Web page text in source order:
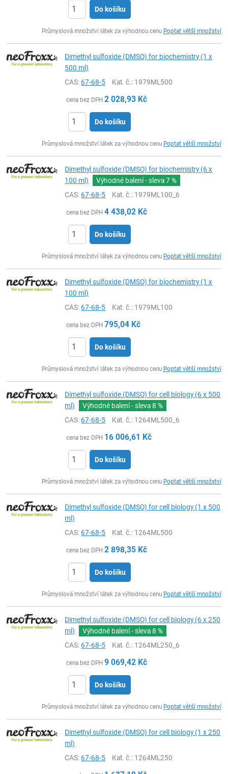
Do košíku
Průmyslová množství látek za výhodnou cenu Poptat větší množství
Dimethyl sulfoxide (DMSO) for biochemistry (1 x
500 ml)
CAS:67-68-5 Kat. č.: 1979ML500
cena bez DPH 2 028,93 Kč
Do košíku
Průmyslová množství látek za výhodnou cenu Poptat větší množství
Dimethyl sulfoxide (DMSO) for biochemistry (6 x
100 ml)
Výhodné balení - sleva7 %
CAS:67-68-5 Kat. č.: 1979ML100_6
cena bez DPH 4 438,02 Kč
Do košíku
Průmyslová množství látek za výhodnou cenu Poptat větší množství
Dimethyl sulfoxide (DMSO) for biochemistry (1 x
100 ml)
CAS:67-68-5 Kat. č.: 1979ML100
cena bez DPH 795,04 Kč
Do košíku
Průmyslová množství látek za výhodnou cenu Poptat větší množství
Dimethyl sulfoxide (DMSO) for cell biology (6 x 500
ml)
Výhodné balení - sleva8 %
CAS:67-68-5 Kat. č.: 1264ML500_6
cena bez DPH 16 006,61 Kč
Do košíku
Průmyslová množství látek za výhodnou cenu Poptat větší množství
Dimethyl sulfoxide (DMSO) for cell biology (1 x 500
ml)
CAS:67-68-5 Kat. č.: 1264ML500
cena bez DPH 2 898,35 Kč
Do košíku
Průmyslová množství látek za výhodnou cenu Poptat větší množství
Dimethyl sulfoxide (DMSO) for cell biology (6 x 250
ml)
Výhodné balení - sleva8 %
CAS:67-68-5 Kat. č.: 1264ML250_6
cena bez DPH 9 069,42 Kč
Do košíku
Průmyslová množství látek za výhodnou cenu Poptat větší množství
Dimethyl sulfoxide (DMSO) for cell biology (1 x 250
ml)
CAS:67-68-5 Kat. č.: 1264ML250